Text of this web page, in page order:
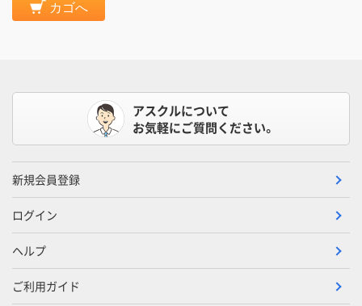
カゴへ
アスクルについて
お気軽にご質問ください。
新規会員登録
ログイン
ヘルプ
ご利用ガイド